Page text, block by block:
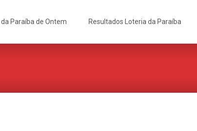
da Paraíba de Ontem Resultados Loteria da Paraíba